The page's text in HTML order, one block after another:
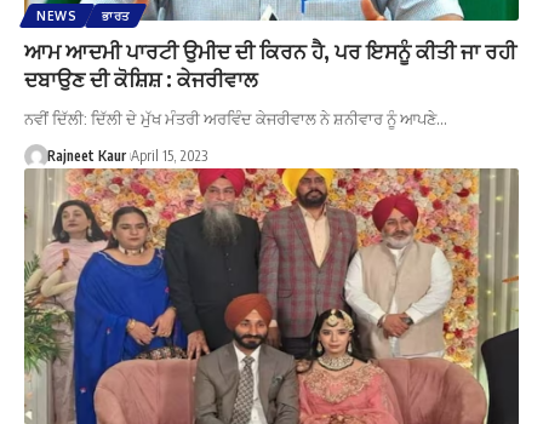
NEWS ਭਾਰਤ
ਆਮ ਆਦਮੀ ਪਾਰਟੀ ਉਮੀਦ ਦੀ ਕਿਰਨ ਹੈ, ਪਰ ਇਸਨੂੰ ਕੀਤੀ ਜਾ ਰਹੀ
ਦਬਾਉਣ ਦੀ ਕੋਸ਼ਿਸ਼ : ਕੇਜਰੀਵਾਲ
ਨਵੀਂ ਦਿੱਲੀ: ਦਿੱਲੀ ਦੇ ਮੁੱਖ ਮੰਤਰੀ ਅਰਵਿੰਦ ਕੇਜਰੀਵਾਲ ਨੇ ਸ਼ਨੀਵਾਰ ਨੂੰ ਆਪਣੇ…
Rajneet Kaur April 15, 2023